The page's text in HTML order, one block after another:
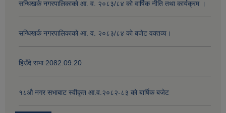
सन्धिखर्क नगरपालिकाको आ. व. २०८३/८४ काे वार्षिक नीति तथा कार्यक्रम ।
सन्धिखर्क नगरपालिकाको आ. व. २०८३/८४ काे बजेट वक्तव्य।
हिउँदे सभा 2082.09.20
१८‍औ नगर सभाबाट स्वीकृत आ.व.२०८२-८३ को बार्षिक बजेट